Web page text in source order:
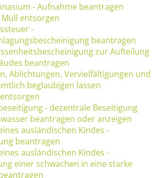
- Aufnahme beantragen
entsorgen
-
beantragen
zur Aufteilung
beantragen
Ablichtungen, Vervielfältigungen und
beglaubigen lassen
- dezentrale Beseitigung
beantragen oder anzeigen
ausländischen Kindes -
beantragen
ausländischen Kindes -
einer schwachen in eine starke